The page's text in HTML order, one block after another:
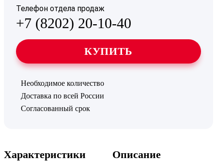
Телефон отдела продаж
+7 (8202) 20-10-40
КУПИТЬ
Необходимое количество
Доставка по всей России
Согласованный срок
Характеристики Описание